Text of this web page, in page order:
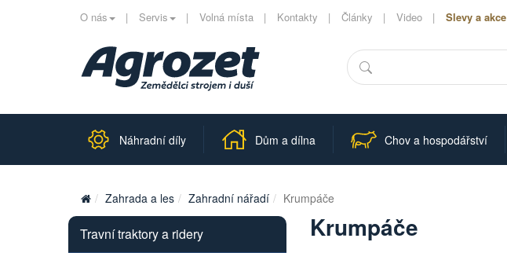
O nás Servis Volná místa Kontakty Články Video Slevy a akce
Hledat
Náhradní díly Dům a dílna Chov a hospodářství
Zahrada a les Zahradní nářadí Krumpáče
Krumpáče
Travní traktory a ridery